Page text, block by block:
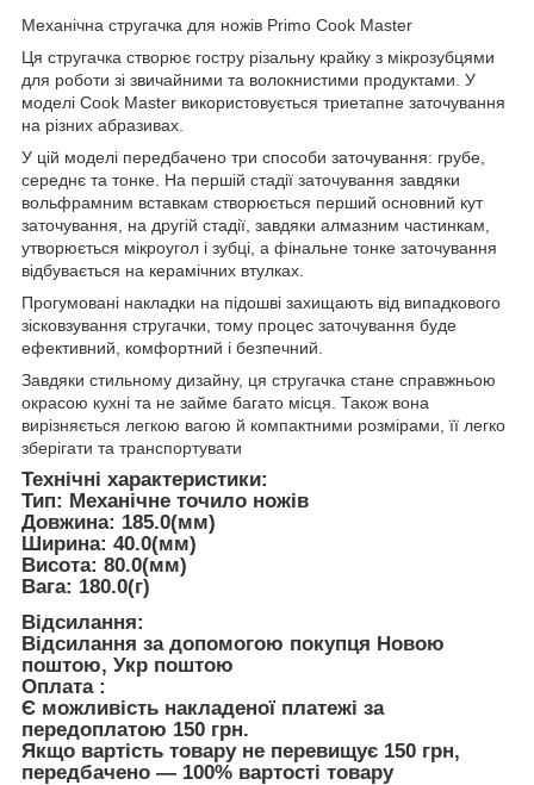
Механічна стругачка для ножів Primo Cook Master
Ця стругачка створює гостру різальну крайку з мікрозубцями
для роботи зі звичайними та волокнистими продуктами. У
моделі Cook Master використовується триетапне заточування
на різних абразивах.
У цій моделі передбачено три способи заточування: грубе,
середнє та тонке. На першій стадії заточування завдяки
вольфрамним вставкам створюється перший основний кут
заточування, на другій стадії, завдяки алмазним частинкам,
утворюється мікроугол і зубці, а фінальне тонке заточування
відбувається на керамічних втулках.
Прогумовані накладки на підошві захищають від випадкового
зісковзування стругачки, тому процес заточування буде
ефективний, комфортний і безпечний.
Завдяки стильному дизайну, ця стругачка стане справжньою
окрасою кухні та не займе багато місця. Також вона
вирізняється легкою вагою й компактними розмірами, її легко
зберігати та транспортувати
Технічні характеристики:
Тип: Механічне точило ножів
Довжина: 185.0(мм)
Ширина: 40.0(мм)
Висота: 80.0(мм)
Вага: 180.0(г)
Відсилання:
Відсилання за допомогою покупця Новою
поштою, Укр поштою
Оплата :
Є можливість накладеної платежі за
передоплатою 150 грн.
Якщо вартість товару не перевищує 150 грн,
передбачено — 100% вартості товару